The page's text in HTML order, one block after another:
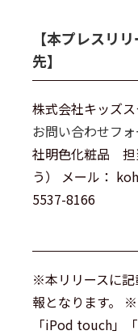
【本プレスリ
先】
株式会社キッズ
お問い合わせフ
社明色化粧品 担
う） メール：
5537-8166
※本リリースに記
報となります。
「iPod touch」